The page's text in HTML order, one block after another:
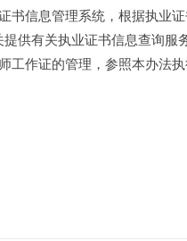
书信息管理系统，根据执业
供有关执业证书信息查询服
工作证的管理，参照本办法